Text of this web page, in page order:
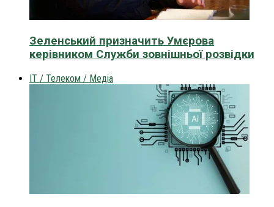
Зеленський призначить Умєрова
керівником Служби зовнішньої розвідки
IT / Телеком / Медіа